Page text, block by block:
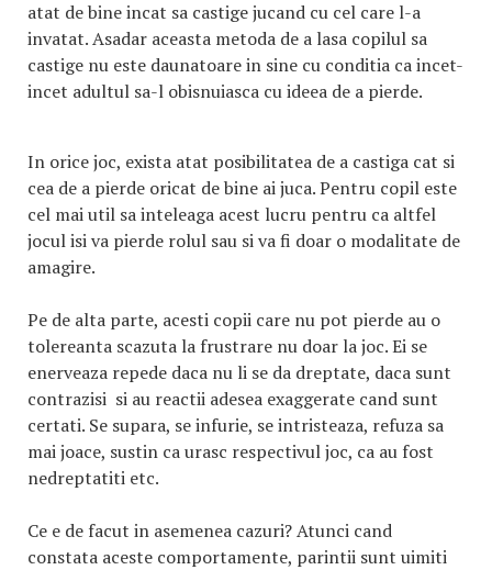
atat de bine incat sa castige jucand cu cel care l-a
invatat. Asadar aceasta metoda de a lasa copilul sa
castige nu este daunatoare in sine cu conditia ca incet-
incet adultul sa-l obisnuiasca cu ideea de a pierde.
In orice joc, exista atat posibilitatea de a castiga cat si
cea de a pierde oricat de bine ai juca. Pentru copil este
cel mai util sa inteleaga acest lucru pentru ca altfel
jocul isi va pierde rolul sau si va fi doar o modalitate de
amagire.
Pe de alta parte, acesti copii care nu pot pierde au o
tolereanta scazuta la frustrare nu doar la joc. Ei se
enerveaza repede daca nu li se da dreptate, daca sunt
contrazisi si au reactii adesea exaggerate cand sunt
certati. Se supara, se infurie, se intristeaza, refuza sa
mai joace, sustin ca urasc respectivul joc, ca au fost
nedreptatiti etc.
Ce e de facut in asemenea cazuri? Atunci cand
constata aceste comportamente, parintii sunt uimiti